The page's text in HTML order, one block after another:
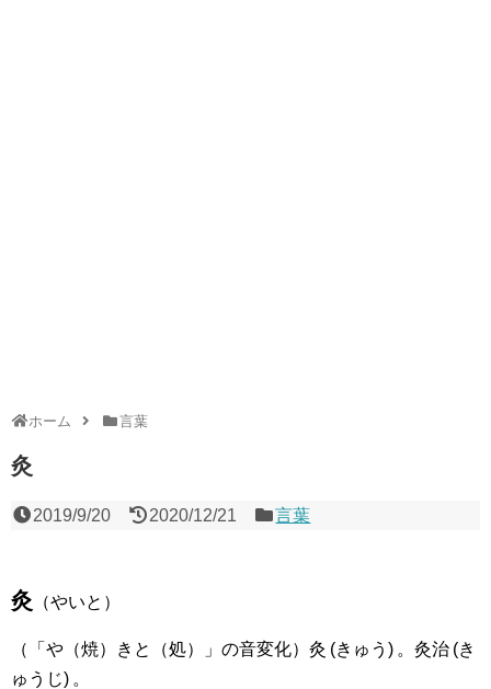
ホーム 言葉
灸
2019/9/20 2020/12/21 言葉
灸 （やいと）
（「や（焼）きと（処）」の音変化）灸 (きゅう) 。灸治 (き
ゅうじ) 。